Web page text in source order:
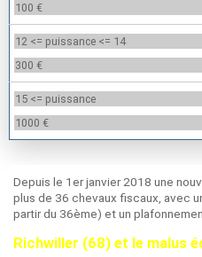
100 €
12 <= puissance <= 14
300 €
15 <= puissance
1000 €
Depuis le 1er janvier 2018 une
plus de 36 chevaux fiscaux, avec
partir du 36ème) et un
Richwiller (68) et le malus